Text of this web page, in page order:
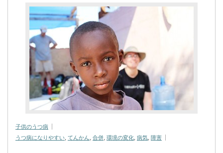
子供のうつ病
うつ病になりやすい, てんかん, 合併, 環境の変化, 病気, 障害